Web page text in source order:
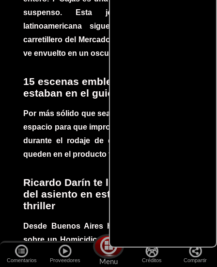
Comentarios Proveedores Menu Créditos Compartir
suspenso. Esta joya cinematográfica
latinoamericana sigue la historia de un
carretillero del Mercado 4 de Asunción que se
ve envuelto en un oscuro mundo de crimen
15 escenas emblemáticas que no
estaban en el guion
Por más sólido que sea un guión siempre hay
espacio para que improvisaciones que se dan
durante el rodaje de determinadas escenas
queden en el producto final.
Ricardo Darín te llevará al borde
del asiento en este increíble
thriller
Desde Buenos Aires hasta el mundo, Tesis
sobre un Homicidio se ha convertido en uno
de los filmes más recomendados del cine